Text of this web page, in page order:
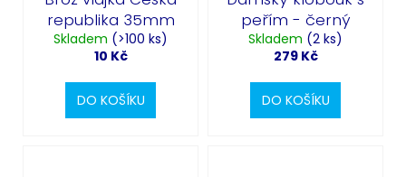
republika 35mm
Skladem (>100 ks)
10 Kč
DO KOŠÍKU
peřím - černý
Skladem (2 ks)
279 Kč
DO KOŠÍKU